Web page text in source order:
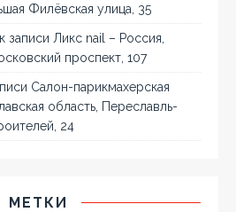
Филёвская улица, 35
к записи Ликс nail – Россия,
проспект, 107
Салон-парикмахерская
область, Переславль-
24
МЕТКИ